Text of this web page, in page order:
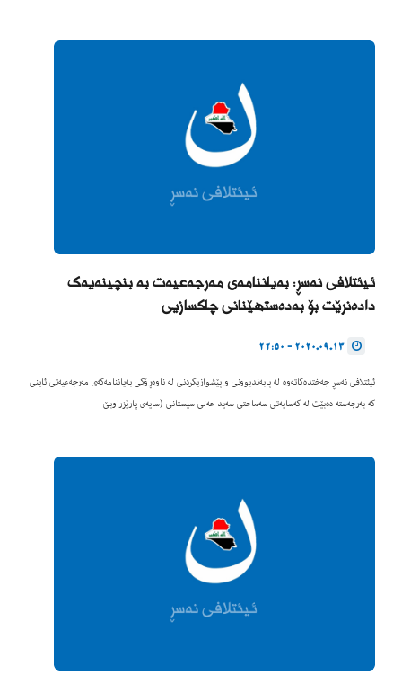
ئیئتلافی نەسڕ: بەیاننامەی مەرجەعیەت بە بنچینەیەک
دادەنرێت بۆ بەدەستهێنانی چاکسازیی
ئیئتلافی نەسڕ جەختدەکاتەوە لە پابەندبوونی و پێشوازیکردنی لە ناوەڕۆکی بەیاننامەکەی مەرجەعیەتی ئاینی
کە بەرجەستە دەبێت لە کەسایەتی سەماحتی سەید عەلی سیستانی (سایەی پارێزراوبێ